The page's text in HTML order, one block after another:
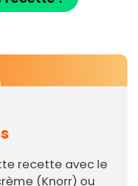
recette avec le
(Knorr) ou